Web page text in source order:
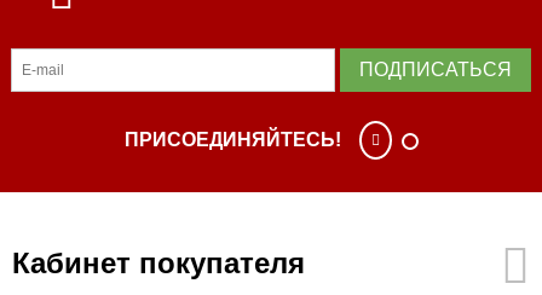
ПОДПИСАТЬСЯ
ПРИСОЕДИНЯЙТЕСЬ!
Кабинет покупателя